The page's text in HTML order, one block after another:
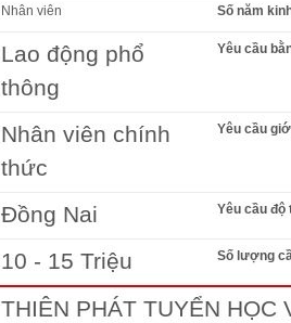
Nhân viên Số năm
Lao động phổ
thông
Yêu cầu
Nhân viên chính
thức
Yêu cầu
Đồng Nai Yêu cầu độ
10 - 15 Triệu Số lượng
THIÊN PHÁT TUYỂN